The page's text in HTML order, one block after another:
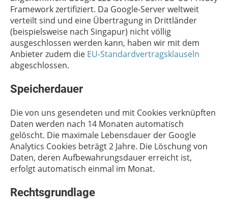
Framework zertifiziert. Da Google-Server weltweit
verteilt sind und eine Übertragung in Drittländer
(beispielsweise nach Singapur) nicht völlig
ausgeschlossen werden kann, haben wir mit dem
Anbieter zudem die EU-Standardvertragsklauseln
abgeschlossen.
Speicherdauer
Die von uns gesendeten und mit Cookies verknüpften
Daten werden nach 14 Monaten automatisch
gelöscht. Die maximale Lebensdauer der Google
Analytics Cookies beträgt 2 Jahre. Die Löschung von
Daten, deren Aufbewahrungsdauer erreicht ist,
erfolgt automatisch einmal im Monat.
Rechtsgrundlage